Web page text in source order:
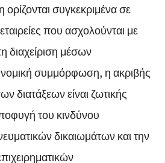
ορίζονται συγκεκριμένα σε
που ασχολούνται με
διαχείριση μέσων
συμμόρφωση, η ακριβής
διατάξεων είναι ζωτικής
του κινδύνου
δικαιωμάτων και την